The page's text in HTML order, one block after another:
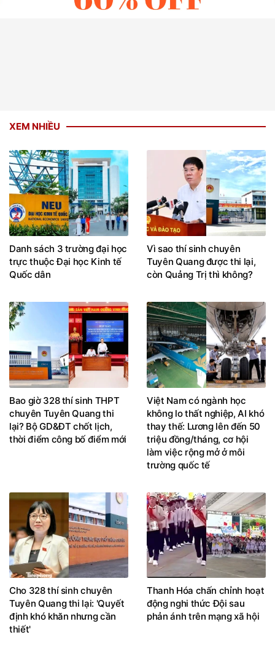
XEM NHIỀU
Danh sách 3 trường đại học
trực thuộc Đại học Kinh tế
Quốc dân
Vì sao thí sinh chuyên
Tuyên Quang được thi lại,
còn Quảng Trị thì không?
Bao giờ 328 thí sinh THPT
chuyên Tuyên Quang thi
lại? Bộ GD&ĐT chốt lịch,
thời điểm công bố điểm mới
Việt Nam có ngành học
không lo thất nghiệp, AI khó
thay thế: Lương lên đến 50
triệu đồng/tháng, cơ hội
làm việc rộng mở ở môi
trường quốc tế
Cho 328 thí sinh chuyên
Tuyên Quang thi lại: 'Quyết
định khó khăn nhưng cần
thiết'
Thanh Hóa chấn chỉnh hoạt
động nghi thức Đội sau
phản ánh trên mạng xã hội